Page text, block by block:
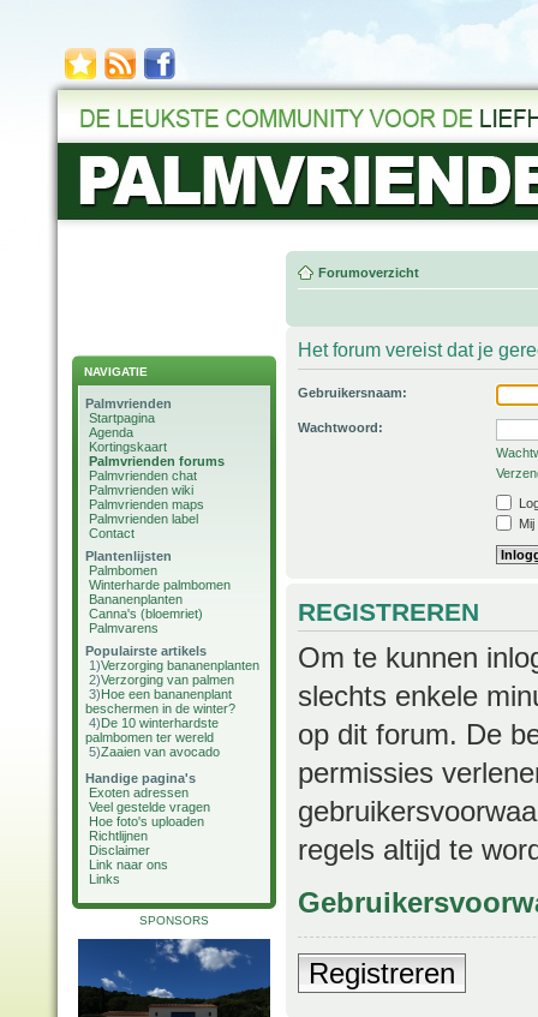
NAVIGATIE
Palmvrienden
Startpagina
Agenda
Kortingskaart
Palmvrienden forums
Palmvrienden chat
Palmvrienden wiki
Palmvrienden maps
Palmvrienden label
Contact
Plantenlijsten
Palmbomen
Winterharde palmbomen
Bananenplanten
Canna's (bloemriet)
Palmvarens
Populairste artikels
1)Verzorging bananenplanten
2)Verzorging van palmen
3)Hoe een bananenplant
beschermen in de winter?
4)De 10 winterhardste
palmbomen ter wereld
5)Zaaien van avocado
Handige pagina's
Exoten adressen
Veel gestelde vragen
Hoe foto's uploaden
Richtlijnen
Disclaimer
Link naar ons
Links
SPONSORS
Forumoverzicht
Het forum vereist dat je
Gebruikersnaam:
Wachtwoord:
REGISTREREN
Om te kunnen
slechts enkele
op dit forum. De
permissies
regels altijd te
Registreren